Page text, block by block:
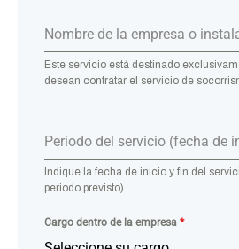
Nombre de la empresa o
Este servicio está destinado
desean contratar el servicio de
Periodo del servicio (fecha de
Indique la fecha de inicio y fin del
periodo previsto)
Cargo dentro de la empresa *